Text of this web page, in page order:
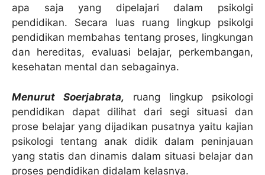
apa saja yang dipelajari dalam psikolgi
pendidikan. Secara luas ruang lingkup psikolgi
pendidikan membahas tentang proses, lingkungan
dan hereditas, evaluasi belajar, perkembangan,
kesehatan mental dan sebagainya.
Menurut Soerjabrata,
ruang lingkup psikologi
pendidikan dapat dilihat dari segi situasi dan
prose belajar yang dijadikan pusatnya yaitu kajian
psikologi tentang anak didik dalam peninjauan
yang statis dan dinamis dalam situasi belajar dan
proses pendidikan didalam kelasnya.